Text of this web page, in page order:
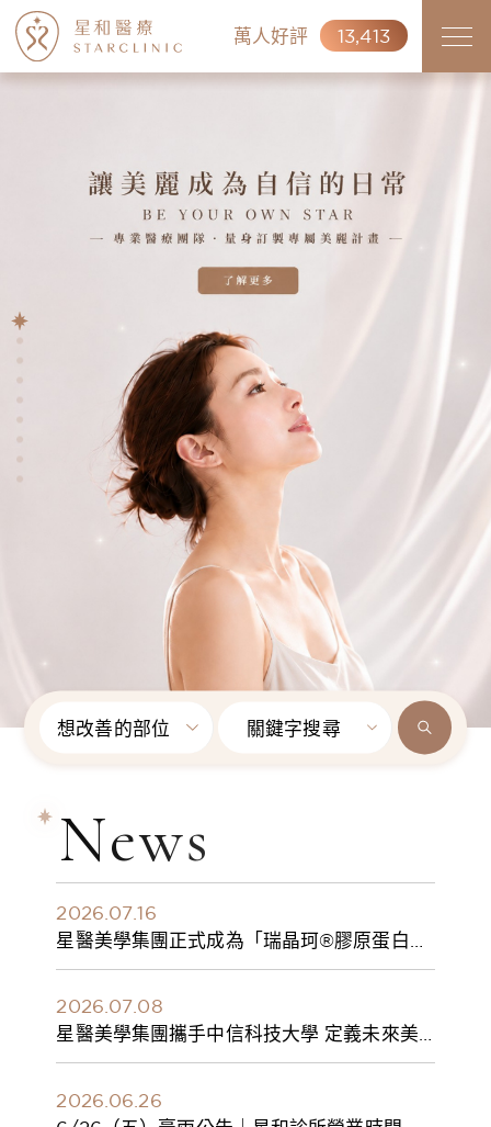
萬人好評 13,413
想改善的部位 關鍵字搜尋
News
2026.07.16
星醫美學集團正式成為「瑞晶珂®膠原蛋白植
入劑」台灣獨家總代理
2026.07.08
星醫美學集團攜手中信科技大學 定義未來美
學人才新標準 建構健康美學產學共育模式 串
2026.06.26